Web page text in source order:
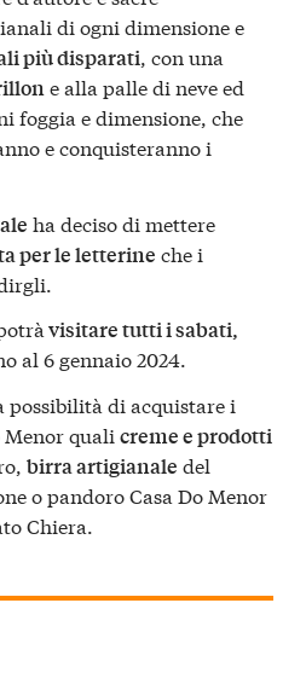
di ogni dimensione e
più disparati, con una
e alla palle di neve ed
foggia e dimensione, che
e conquisteranno i
ha deciso di mettere
per le letterine che i
visitare tutti i sabati,
al 6 gennaio 2024.
possibilità di acquistare i
quali creme e prodotti
birra artigianale del
o pandoro Casa Do Menor
Chiera.